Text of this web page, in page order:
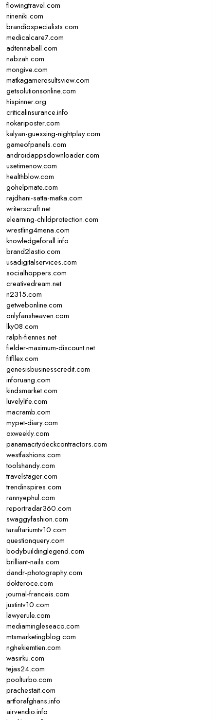
flowingtravel.com
nineniki.com
brandiospecialists.com
medicalcare7.com
adtennaball.com
nabzah.com
mongive.com
matkagameresultsview.com
getsolutionsonline.com
hispinner.org
criticalinsurance.info
nokariposter.com
kalyan-guessing-nightplay.com
gameofpanels.com
androidappsdownloader.com
usetimenow.com
healthblow.com
gohelpmate.com
rajdhani-satta-matka.com
writerscraft.net
elearning-childprotection.com
wrestling4mena.com
knowledgeforall.info
brand2lastio.com
usadigitalservices.com
socialhoppers.com
creativedream.net
n2315.com
getwebonline.com
onlyfansheaven.com
lky08.com
ralph-fiennes.net
fielder-maximum-discount.net
fitfllex.com
genesisbusinesscredit.com
inforuang.com
kindsmarket.com
luvelylife.com
macramb.com
mypet-diary.com
oxweekly.com
panamacitydeckcontractors.com
westfashions.com
toolshandy.com
travelstager.com
trendinspires.com
rannyephul.com
reportradar360.com
swaggyfashion.com
taraftariumtv10.com
questionquery.com
bodybuildinglegend.com
brilliant-nails.com
dandr-photography.com
dokteroce.com
journal-francais.com
justintv10.com
lawyerule.com
mediamingleseaco.com
mtsmarketingblog.com
nghekiemtien.com
wasirku.com
tejas24.com
poolturbo.com
prachestait.com
artforafghans.info
airvendio.info